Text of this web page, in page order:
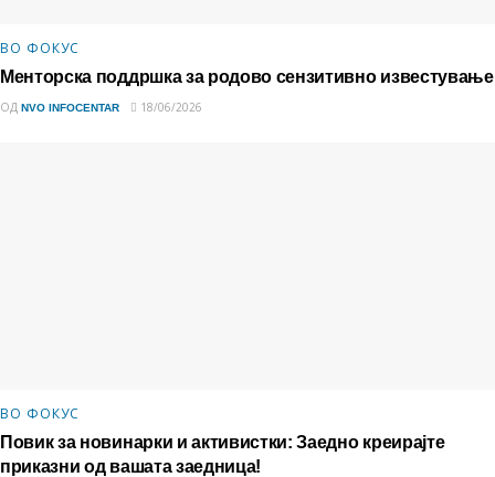
ВО ФОКУС
Менторска поддршка за родово сензитивно известување
ОД NVO INFOCENTAR 18/06/2026
ВО ФОКУС
Повик за новинарки и активистки: Заедно креирајте
приказни од вашата заедница!